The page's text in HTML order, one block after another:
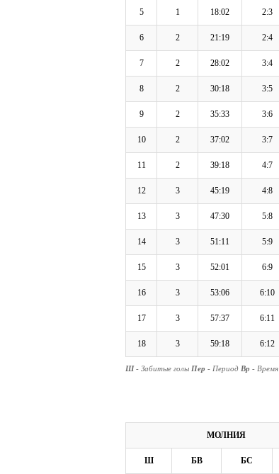
5 1 18:02 2:3
6 2 21:19 2:4
7 2 28:02 3:4
8 2 30:18 3:5
9 2 35:33 3:6
10 2 37:02 3:7
11 2 39:18 4:7
12 3 45:19 4:8
13 3 47:30 5:8
14 3 51:11 5:9
15 3 52:01 6:9
16 3 53:06 6:10
17 3 57:37 6:11
18 3 59:18 6:12
Ш - Забитые голы Пер - Период Вр - Время
МОЛНИЯ
Ш БВ БС